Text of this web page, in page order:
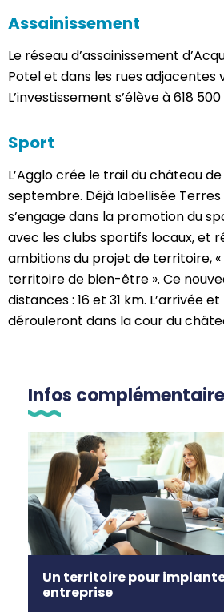
Assainissement
Le réseau d’assainissement
Potel et dans les rues adjacentes
L’investissement s’élève à 618
Sport
L’Agglo crée le trail du château de
septembre. Déjà labellisée Terres
s’engage dans la promotion du
avec les clubs sportifs locaux, et
ambitions du projet de territoire,
territoire de bien-être ». Ce
distances : 16 et 31 km. L’arrivée
dérouleront dans la cour du
Infos
Un territoire pour
entreprise